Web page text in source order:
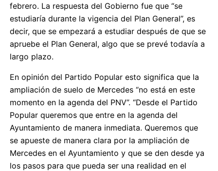
febrero. La respuesta del Gobierno fue que “se
estudiaría durante la vigencia del Plan General”, es
decir, que se empezará a estudiar después de que se
apruebe el Plan General, algo que se prevé todavía a
largo plazo.
En opinión del Partido Popular esto significa que la
ampliación de suelo de Mercedes “no está en este
momento en la agenda del PNV”. “Desde el Partido
Popular queremos que entre en la agenda del
Ayuntamiento de manera inmediata. Queremos que
se apueste de manera clara por la ampliación de
Mercedes en el Ayuntamiento y que se den desde ya
los pasos para que pueda ser una realidad en el